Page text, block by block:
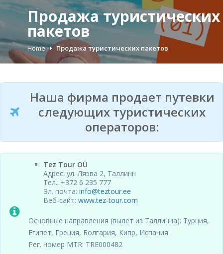
Продажа туристических
пакетов
Home Продажа туристических пакетов
Наша фирма продает путевки
следующих туристических
операторов:
Tez Tour OÜ
Адрес: ул. Ляэва 2, Таллинн
Тел.: +372 6 235 777
Эл. почта: info@teztour.ee
Веб-сайт: www.tez-tour.com
Основные направления (вылет из Таллинна): Турция,
Египет, Греция, Болгария, Кипр, Испания
Рег. номер MTR: TRE000482